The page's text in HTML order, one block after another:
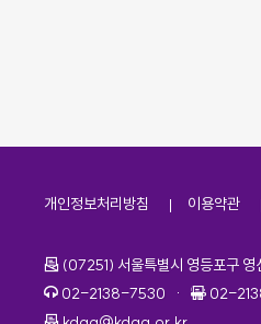
개인정보처리방침 이용약관
주소
(07251) 서울특별시 영등포구 영
전화번호
02-2138-7530 · 팩스번호
02-